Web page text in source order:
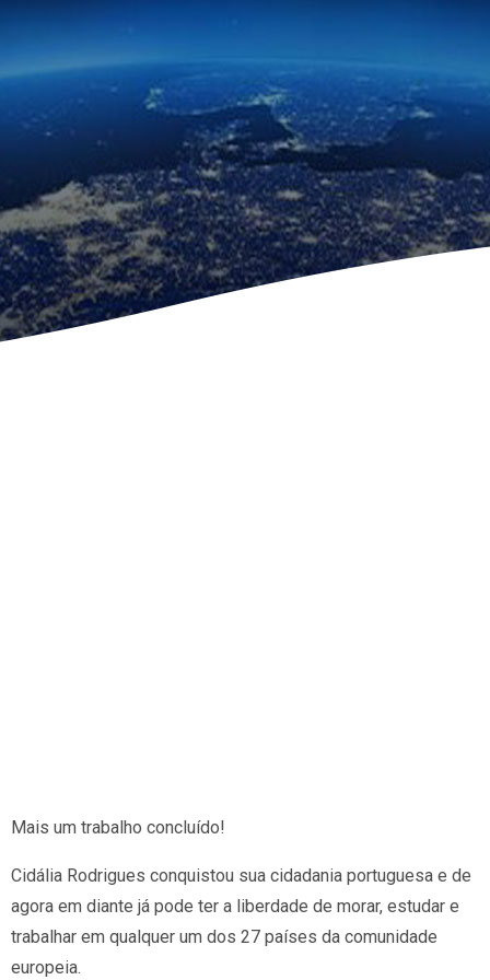
Mais um trabalho concluído!
Cidália Rodrigues conquistou sua cidadania portuguesa e de
agora em diante já pode ter a liberdade de morar, estudar e
trabalhar em qualquer um dos 27 países da comunidade
europeia.